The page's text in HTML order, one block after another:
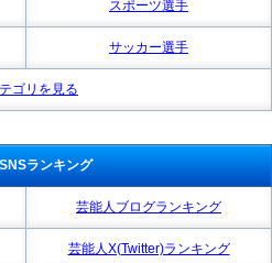
スポーツ選手
サッカー選手
ゴリを見る
ランキング
芸能人ブログランキング
芸能人X(Twitter)ランキング